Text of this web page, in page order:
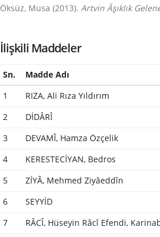
Öksüz, Musa (2013). Artvin Âşıklık
İlişkili Maddeler
Sn. Madde Adı
1
RIZA, Ali Rıza Yıldırım
2 DİDÂRÎ
3 DEVAMÎ, Hamza Özçelik
4 KERESTECİYAN, Bedros
5 ZİYÂ, Mehmed Ziyâeddîn
6 SEYYİD
7 RÂCÎ, Hüseyin Râcî Efendi,